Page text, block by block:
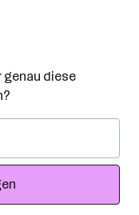
genau diese